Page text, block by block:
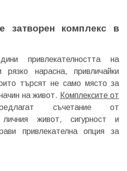
затворен комплекс в
привлекателността на
рязко нарасна, привличайки
търсят не само място за
на живот. Комплексите от
съчетание от
личния живот, сигурност и
привлекателна опция за